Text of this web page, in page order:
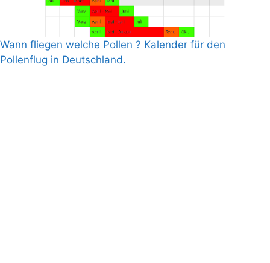
Wann fliegen welche Pollen ? Kalender für den
Pollenflug in Deutschland.